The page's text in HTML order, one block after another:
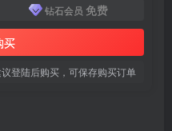
钻石会员 免费
买
登陆后购买，可保存购买订单